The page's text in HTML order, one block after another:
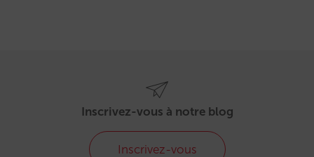
Inscrivez-vous à notre blog
Inscrivez-vous